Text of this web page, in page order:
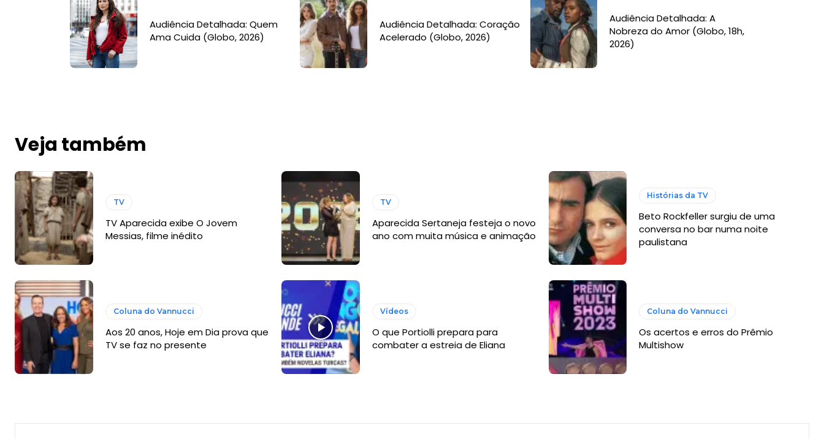
Audiência Detalhada: Quem
Ama Cuida (Globo, 2026)
Audiência Detalhada: Coração
Acelerado (Globo, 2026)
Audiência Detalhada: A
Nobreza do Amor (Globo, 18h,
2026)
Veja também
TV
TV Aparecida exibe O Jovem
Messias, filme inédito
TV
Aparecida Sertaneja festeja o novo
ano com muita música e animação
Histórias da TV
Beto Rockfeller surgiu de uma
conversa no bar numa noite
paulistana
Coluna do Vannucci
Aos 20 anos, Hoje em Dia prova que
TV se faz no presente
Vídeos
O que Portiolli prepara para
combater a estreia de Eliana
Coluna do Vannucci
Os acertos e erros do Prêmio
Multishow